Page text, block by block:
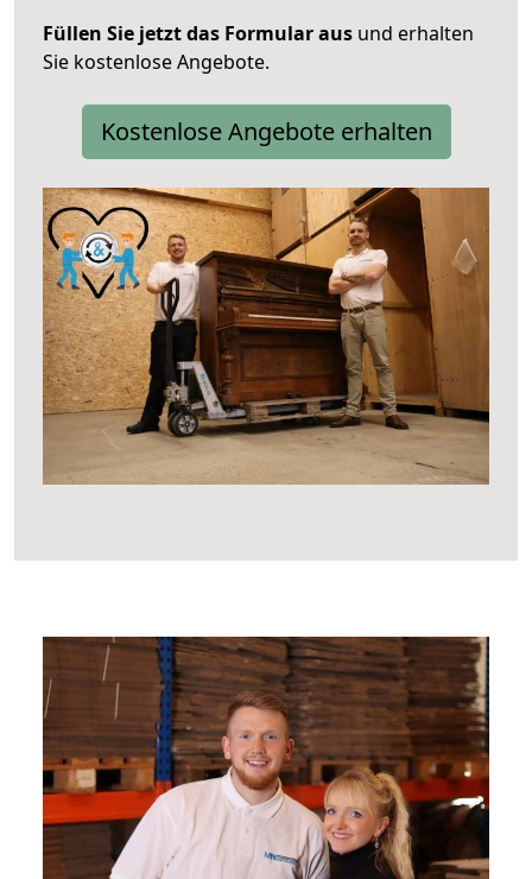
Füllen Sie jetzt das Formular aus und erhalten
Sie kostenlose Angebote.
Kostenlose Angebote erhalten